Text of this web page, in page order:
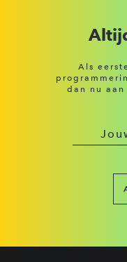
Als
dan nu